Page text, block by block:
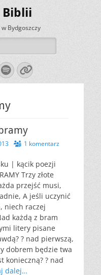
Biblii
Bydgoszczy
Spotify
Link
1 komentarz
| kącik poezji
Trzy złote
przejść musi,
A jeśli uczynić
niech raczej
każdą z bram
litery pisane
? nad pierwszą,
dobrem będzie twa
konieczną? ? nad
dalej…